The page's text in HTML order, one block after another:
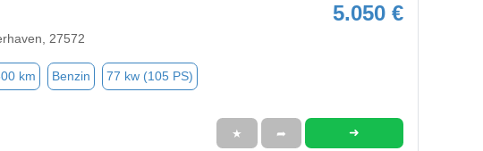
5.050 €
27572
km Benzin 77 kw (105 PS)
★ ➦ ➜